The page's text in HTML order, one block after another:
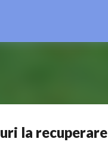
la recuperare